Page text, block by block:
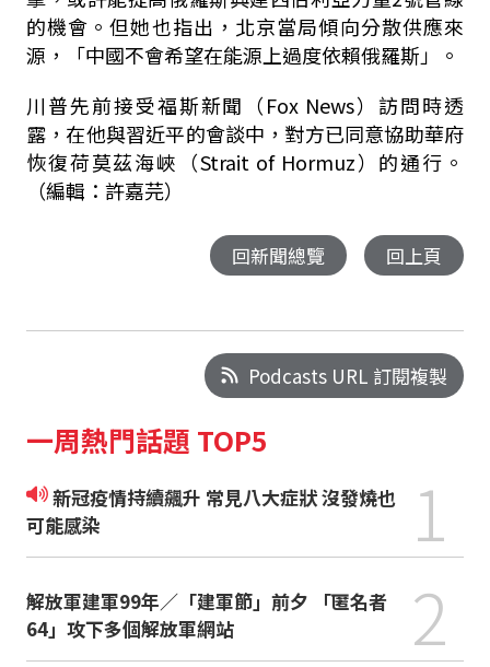
的機會。但她也指出，北京當局傾向分散供應來
源，「中國不會希望在能源上過度依賴俄羅斯」。
川普先前接受福斯新聞（Fox News）訪問時透
露，在他與習近平的會談中，對方已同意協助華府
恢復荷莫茲海峽（Strait of Hormuz）的通行。
（編輯：許嘉芫）
回新聞總覽 回上頁
Podcasts URL 訂閱複製
一周熱門話題 TOP5
新冠疫情持續飆升 常見八大症狀 沒發燒也
可能感染
1
解放軍建軍99年／「建軍節」前夕 「匿名者
64」攻下多個解放軍網站
2